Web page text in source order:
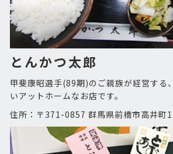
とんかつ太郎
甲斐康昭選手(89期)のご親族が経営する
いアットホームなお店です。
住所：〒371-0857 群馬県前橋市高井町